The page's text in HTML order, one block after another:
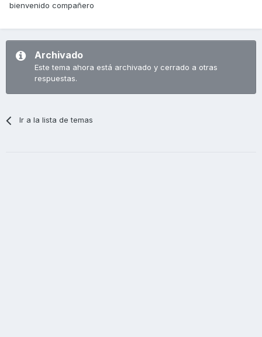
bienvenido compañero
Archivado
Este tema ahora está archivado y cerrado a otras
respuestas.
Ir a la lista de temas